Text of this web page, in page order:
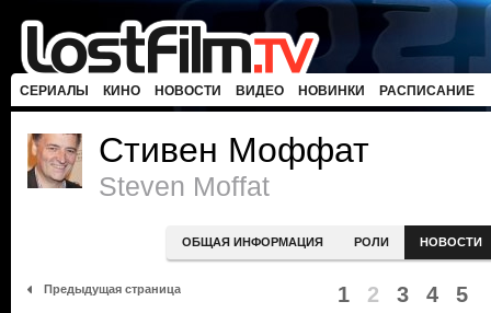
СЕРИАЛЫ КИНО НОВОСТИ ВИДЕО НОВИНКИ РАСПИСАНИЕ
Стивен Моффат
Steven Moffat
ОБЩАЯ ИНФОРМАЦИЯ РОЛИ НОВОСТИ
Предыдущая страница 1 2 3 4 5